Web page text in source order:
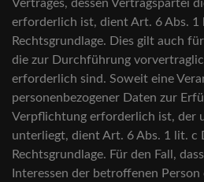
Vertrages, dessen Vertragspartei
erforderlich ist, dient Art. 6 Abs. 1
Rechtsgrundlage. Dies gilt auch
die zur Durchführung
erforderlich sind. Soweit eine
personenbezogener Daten zur
Verpflichtung erforderlich ist, der
unterliegt, dient Art. 6 Abs. 1 lit. c
Rechtsgrundlage. Für den Fall,
Interessen der betroffenen